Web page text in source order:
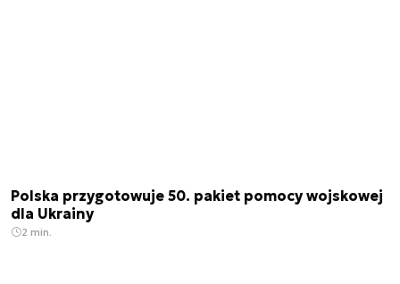
Polska przygotowuje 50. pakiet pomocy wojskowej
dla Ukrainy
2 min.